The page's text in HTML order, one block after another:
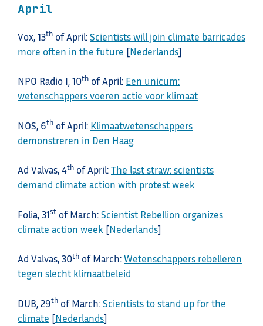
April
Vox, 13th of April:Scientists will join climate barricades
more often in the future [Nederlands]
NPO Radio I, 10th of April: Een unicum:
wetenschappers voeren actie voor klimaat
NOS, 6th of April: Klimaatwetenschappers
demonstreren in Den Haag
Ad Valvas, 4th of April:The last straw: scientists
demand climate action with protest week
Folia, 31st of March:Scientist Rebellion organizes
climate action week [Nederlands]
Ad Valvas, 30th of March:Wetenschappers rebelleren
tegen slecht klimaatbeleid
DUB, 29th of March:Scientists to stand up for the
climate [Nederlands]